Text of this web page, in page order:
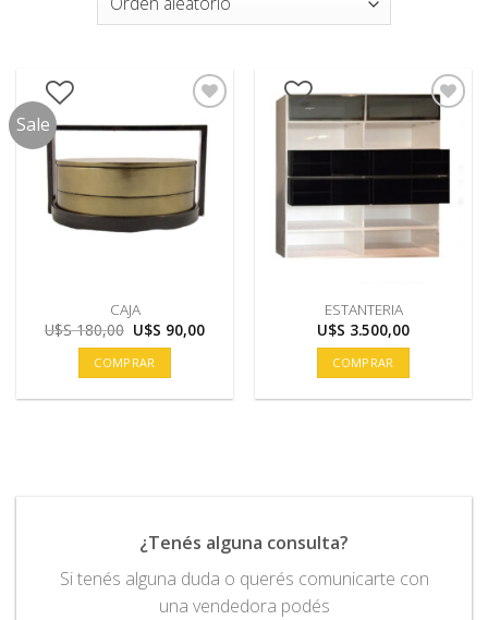
Sale
CAJA
U$S180,00 El
precio
original
era:
U$S
180,00.
U$S 90,00El
90,00.
COMPRAR
ESTANTERIA
U$S 3.500,00
COMPRAR
¿Tenés alguna consulta?
Si tenés alguna duda o querés comunicarte con
una vendedora podés